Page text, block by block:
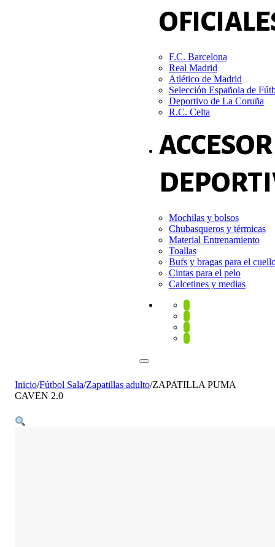
F.C. Barcelona
Real Madrid
Atlético de Madrid
Selección Española de
Deportivo de La Coruña
R.C. Celta
Mochilas y bolsos
Chubasqueros y térmicas
Material Entrenamiento
Toallas
Bufs y bragas para el
Cintas para el pelo
Calcetines y medias
Inicio/Fútbol Sala/Zapatillas adulto/ZAPATILLA PUMA
CAVEN 2.0